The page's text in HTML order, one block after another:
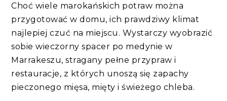
Choć wiele marokańskich potraw można
przygotować w domu, ich prawdziwy klimat
najlepiej czuć na miejscu. Wystarczy wyobrazić
sobie wieczorny spacer po medynie w
Marrakeszu, stragany pełne przypraw i
restauracje, z których unoszą się zapachy
pieczonego mięsa, mięty i świeżego chleba.